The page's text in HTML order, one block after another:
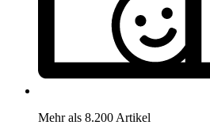
Mehr als 8.200 Artikel